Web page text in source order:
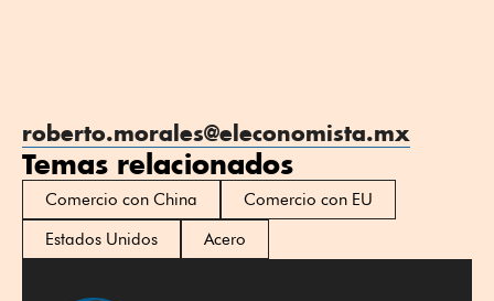
roberto.morales@eleconomista.mx
Temas relacionados
Comercio con China
Comercio con EU
Estados Unidos
Acero